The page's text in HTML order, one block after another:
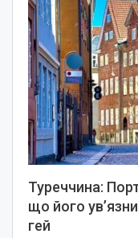
Туреччина:
що його
гей